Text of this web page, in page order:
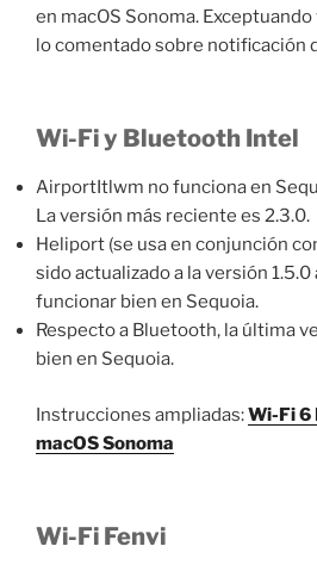
en macOS Sonoma.
lo comentado sobre notificación
Wi-Fi y Bluetooth Intel
AirportItlwm no funciona en
La versión más reciente es 2.3.0.
Heliport (se usa en conjunción
sido actualizado a la versión
funcionar bien en Sequoia.
Respecto a Bluetooth, la última
bien en Sequoia.
Instrucciones ampliadas:Wi-Fi 6
macOS Sonoma
Wi-Fi Fenvi